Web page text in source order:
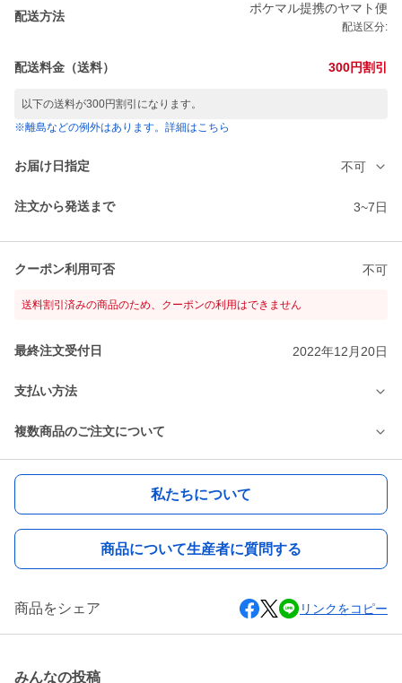
配送方法
ポケマル提携のヤマト便
配送区分:
配送料金（送料） 300円割引
以下の送料が300円割引になります。
※離島などの例外はあります。詳細はこちら
お届け日指定 不可
注文から発送まで 3~7日
クーポン利用可否 不可
送料割引済みの商品のため、クーポンの利用はできません
最終注文受付日 2022年12月20日
支払い方法
複数商品のご注文について
私たちについて
商品について生産者に質問する
商品をシェア リンクをコピー
みんなの投稿